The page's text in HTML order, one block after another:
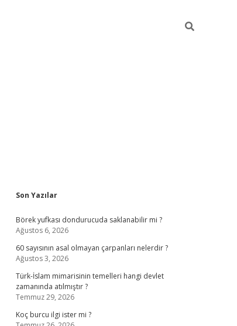
Sidebar
Son Yazılar
Börek yufkası dondurucuda saklanabilir mi ?
Ağustos 6, 2026
60 sayısının asal olmayan çarpanları nelerdir ?
Ağustos 3, 2026
Türk-İslam mimarisinin temelleri hangi devlet
zamanında atılmıştır ?
Temmuz 29, 2026
Koç burcu ilgi ister mi ?